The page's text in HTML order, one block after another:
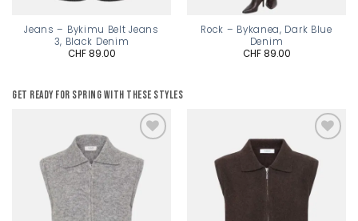
Jeans – Bykimu Belt Jeans
3, Black Denim
CHF89.00
Rock – Bykanea, Dark Blue
Denim
CHF89.00
Get ready for spring with these styles
Add to
wishlist
Add to
wishlist